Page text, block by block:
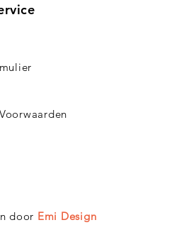
door Emi Design